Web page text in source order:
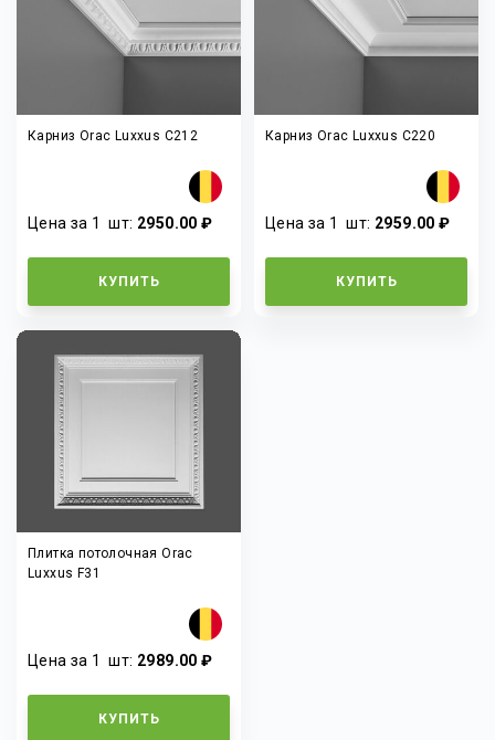
Карниз Orac Luxxus C212
Цена за 1шт: 2950.00 ₽
КУПИТЬ
Карниз Orac Luxxus C220
Цена за 1шт: 2959.00 ₽
КУПИТЬ
Плитка потолочная Orac
Luxxus F31
Цена за 1шт: 2989.00 ₽
КУПИТЬ